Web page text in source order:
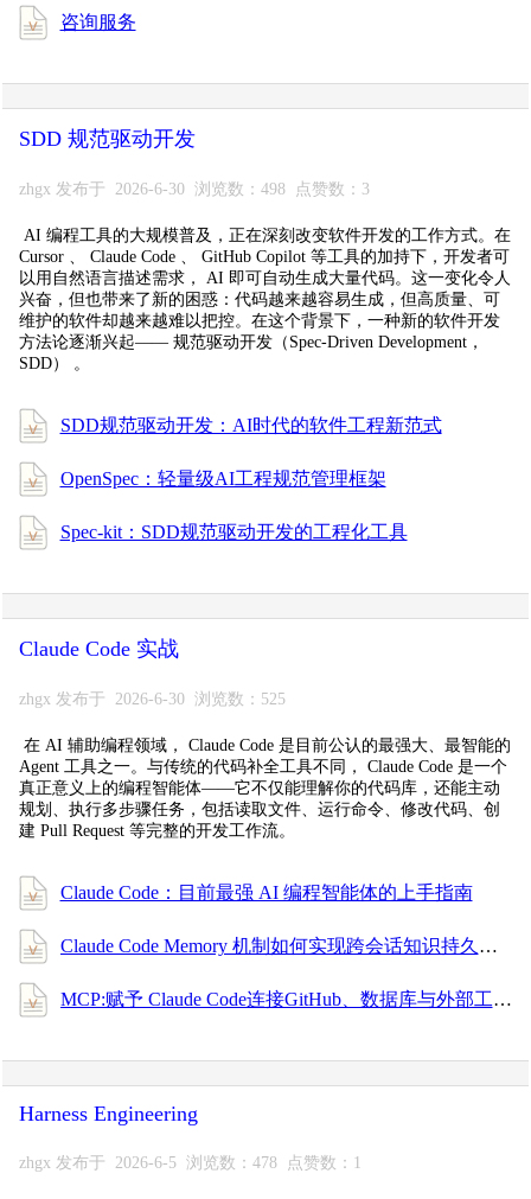
咨询服务
SDD 规范驱动开发
zhgx 发布于 2026-6-30 浏览数：498 点赞数：3
AI 编程工具的大规模普及，正在深刻改变软件开发的工作方式。在
Cursor 、 Claude Code 、 GitHub Copilot 等工具的加持下，开发者可
以用自然语言描述需求， AI 即可自动生成大量代码。这一变化令人
兴奋，但也带来了新的困惑：代码越来越容易生成，但高质量、可
维护的软件却越来越难以把控。在这个背景下，一种新的软件开发
方法论逐渐兴起—— 规范驱动开发（Spec-Driven Development，
SDD） 。
SDD规范驱动开发：AI时代的软件工程新范式
OpenSpec：轻量级AI工程规范管理框架
Spec-kit：SDD规范驱动开发的工程化工具
Claude Code 实战
zhgx 发布于 2026-6-30 浏览数：525
在 AI 辅助编程领域， Claude Code 是目前公认的最强大、最智能的
Agent 工具之一。与传统的代码补全工具不同， Claude Code 是一个
真正意义上的编程智能体——它不仅能理解你的代码库，还能主动
规划、执行多步骤任务，包括读取文件、运行命令、修改代码、创
建 Pull Request 等完整的开发工作流。
Claude Code：目前最强 AI 编程智能体的上手指南
Claude Code Memory 机制如何实现跨会话知识持久化
MCP:赋予 Claude Code连接GitHub、数据库与外部工具
Harness Engineering
zhgx 发布于 2026-6-5 浏览数：478 点赞数：1